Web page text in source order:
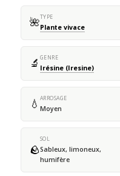
🌺TYPE
Plante vivace
🔬 GENRE
Irésine (Iresine)
💧 ARROSAGE
Moyen
🪨
SOL
Sableux, limoneux,
humifère